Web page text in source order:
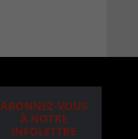
ABONNEZ-VOUS
À NOTRE
INFOLETTRE